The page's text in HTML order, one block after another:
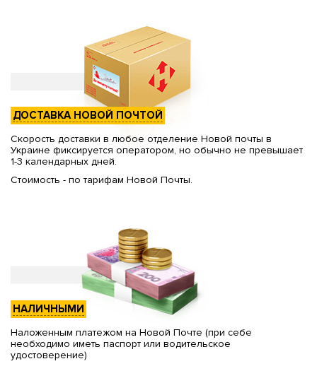
ДОСТАВКА НОВОЙ ПОЧТОЙ
Скорость доставки в любое отделение Новой почты в
Украине фиксируется оператором, но обычно не превышает
1-3 календарных дней.
Стоимость - по тарифам Новой Почты.
НАЛИЧНЫМИ
Наложенным платежом на Новой Почте (при себе
необходимо иметь паспорт или водительское
удостоверение)